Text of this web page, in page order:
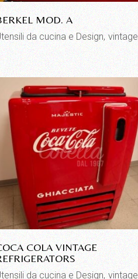
MOD. A
da cucina e Design vintage
COLA VINTAGE
da cucina e Design vintage